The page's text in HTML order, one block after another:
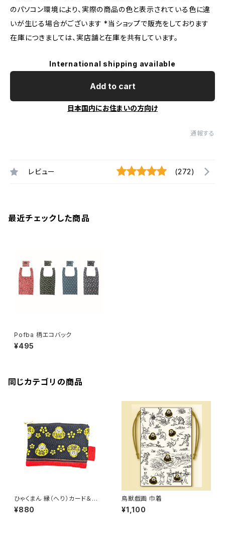
のパソコン環境により、実際の商品の色と表示されている色に違
いが生じる場合がございます *当ショップで販売をしております
在庫につきましては、実店舗と在庫を共有しています。
International shipping available
Add to cart
日本国内にお住まいの方向け
通報する
レビュー (272)
最近チェックした商品
Pofba 柄エコバック
¥495
同じカテゴリの商品
ひゃくまん 縁（へり）カード＆コ
インケース
¥880
鳥獣戯画 巾着
¥1,100